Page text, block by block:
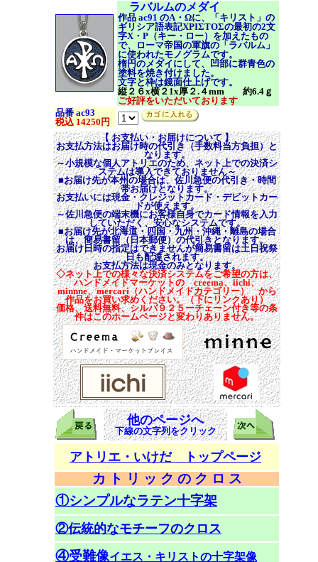
ラバルムのメダイ
作品 ac91 のA・Ωに、「キリスト」の
ギリシア語表記ΧΡΙΣΤΟΣの最初の2文
字X・P （キー・ロー）を加えたもの
で、ローマ帝国の軍旗の「ラバルム」
に使われたモノグラムです。
楕円のメダイにして、凹部に群青色の
塗料を焼き付けました。
文字と枠は鏡面仕上げです。
縦２６x横２1x厚２.４mm 約6.4ｇ
ご好評をいただいております
品番 ac93
税込 14250円
【 お支払い・お届けについて 】
お支払方法はお届け時の代引き（手数料当方負担）と
なります。
～小規模な個人アトリエのため、ネット上での決済シ
ステムは導入できておりません～
■お届け先が本州の場合は、佐川急便の代引き・時間
帯お届けとなります。
お支払いには現金・クレジットカード・デビットカー
ドが使えます。
～佐川急便の端末機にお客様自身でカード情報を入力
していただく、安心なシステムです。
■お届け先が北海道・四国・九州・沖縄・離島の場合
は、簡易書留（日本郵便）の代引きとなります。
お届け日時の指定はできませんが簡易書留は土日祝祭
日も配達されます。
お支払方法は現金のみとなります。
◇ネット上での様々な決済システムをご希望の方は、
ハンドメイドマーケットの creema、iichi、
minnne、mercari（ハンドメイドカテゴリー） から
作品をお買い求めください。（下にリンクあり）
価格、送料無料、シルバ９２５ーチェーン付き等の条
件はこのホームページと変わりありません。
他のページへ
下線の文字列をクリック
アトリエ・いけだ トップページ
カ ト リ ッ ク の ク ロ ス
①シンプルなラテン十字架
②伝統的なモチーフのクロス
④受難像イエス・キリストの十字架像